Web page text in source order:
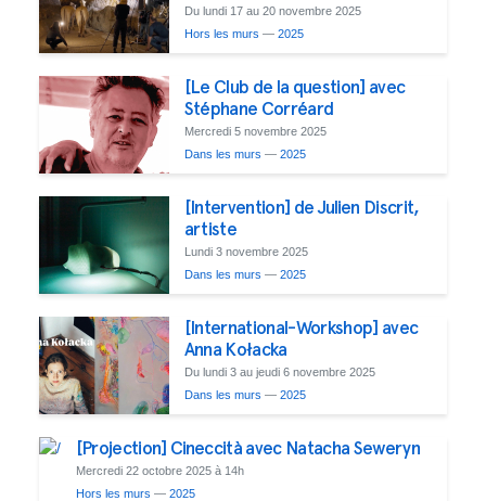
Du lundi 17 au 20 novembre 2025
Hors les murs — 2025
[Le Club de la question] avec
Stéphane Corréard
Mercredi 5 novembre 2025
Dans les murs — 2025
[Intervention] de Julien Discrit,
artiste
Lundi 3 novembre 2025
Dans les murs — 2025
[International-Workshop] avec
Anna Kołacka
Du lundi 3 au jeudi 6 novembre 2025
Dans les murs — 2025
[Projection] Cineccità avec Natacha Seweryn
Mercredi 22 octobre 2025 à 14h
Hors les murs — 2025